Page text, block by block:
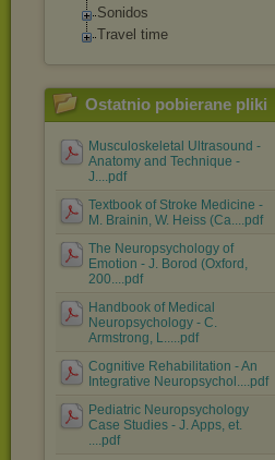
Sonidos
Travel time
Ostatnio pobierane pliki
Musculoskeletal Ultrasound -
Anatomy and Technique -
J....pdf
Textbook of Stroke Medicine -
M. Brainin, W. Heiss (Ca....pdf
The Neuropsychology of
Emotion - J. Borod (Oxford,
200....pdf
Handbook of Medical
Neuropsychology - C.
Armstrong, L.....pdf
Cognitive Rehabilitation - An
Integrative Neuropsychol....pdf
Pediatric Neuropsychology
Case Studies - J. Apps, et.
....pdf